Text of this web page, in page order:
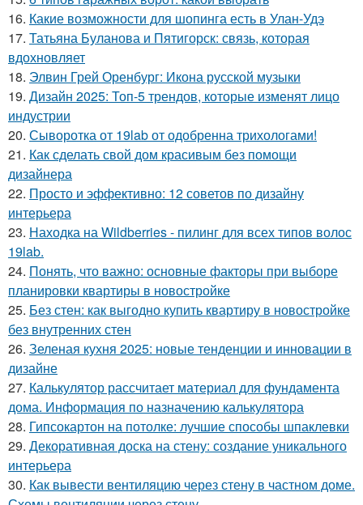
16. Какие возможности для шопинга есть в Улан-Удэ
17. Татьяна Буланова и Пятигорск: связь, которая
вдохновляет
18. Элвин Грей Оренбург: Икона русской музыки
19. Дизайн 2025: Топ-5 трендов, которые изменят лицо
индустрии
20. Сыворотка от 19lab от одобренна трихологами!
21. Как сделать свой дом красивым без помощи
дизайнера
22. Просто и эффективно: 12 советов по дизайну
интерьера
23. Находка на Wildberries - пилинг для всех типов волос
19lab.
24. Понять, что важно: основные факторы при выборе
планировки квартиры в новостройке
25. Без стен: как выгодно купить квартиру в новостройке
без внутренних стен
26. Зеленая кухня 2025: новые тенденции и инновации в
дизайне
27. Калькулятор рассчитает материал для фундамента
дома. Информация по назначению калькулятора
28. Гипсокартон на потолке: лучшие способы шпаклевки
29. Декоративная доска на стену: создание уникального
интерьера
30. Как вывести вентиляцию через стену в частном доме.